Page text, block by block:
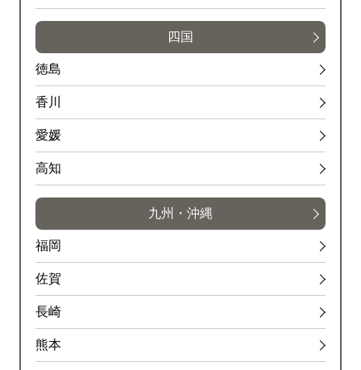
四国
徳島
香川
愛媛
高知
九州・沖縄
福岡
佐賀
長崎
熊本